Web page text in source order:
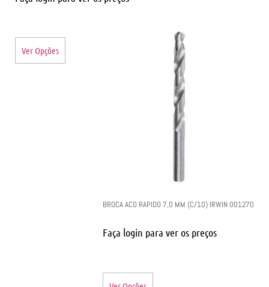
Ver Opções
BROCA ACO RAPIDO 7,0 MM (C/10) IRWIN 001270
Faça login para ver os preços